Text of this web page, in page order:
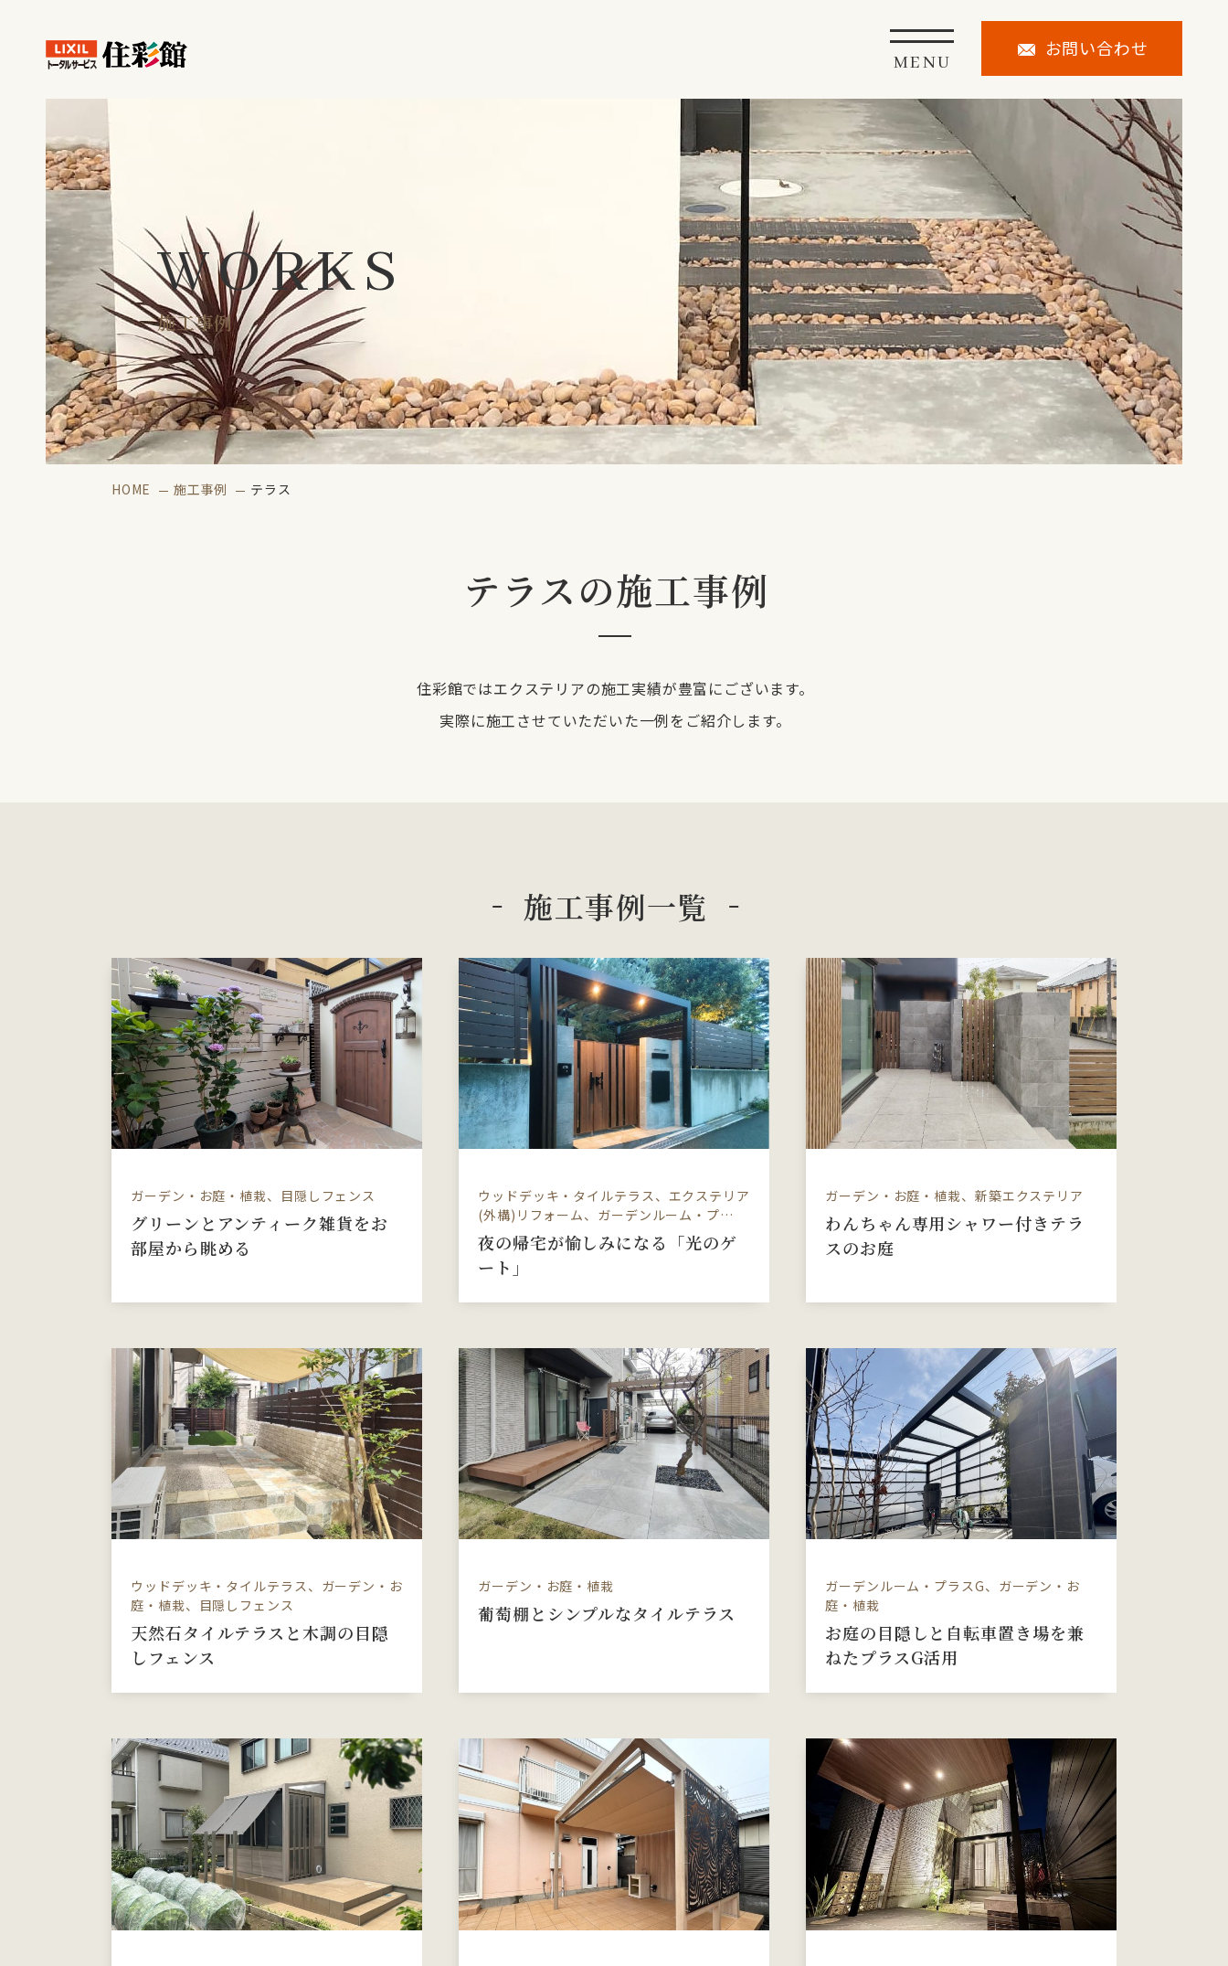
MENU
お問い合わせ
WORKS
施工事例
HOME 施工事例 テラス
テラスの施工事例
住彩館ではエクステリアの施工実績が豊富にございます。
実際に施工させていただいた一例をご紹介します。
施工事例一覧
ガーデン・お庭・植栽、目隠しフェンス
グリーンとアンティーク雑貨をお
部屋から眺める
ウッドデッキ・タイルテラス、エクステリア
(外構)リフォーム、ガーデンルーム・プ…
夜の帰宅が愉しみになる「光のゲ
ート」
ガーデン・お庭・植栽、新築エクステリア
わんちゃん専用シャワー付きテラ
スのお庭
ウッドデッキ・タイルテラス、ガーデン・お
庭・植栽、目隠しフェンス
天然石タイルテラスと木調の目隠
しフェンス
ガーデン・お庭・植栽
葡萄棚とシンプルなタイルテラス
ガーデンルーム・プラスG、ガーデン・お
庭・植栽
お庭の目隠しと自転車置き場を兼
ねたプラスG活用